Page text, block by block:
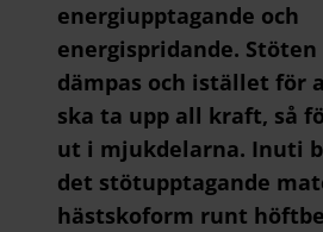
energiupptagande och
energispridande.
dämpas och istället för
ska ta upp all kraft, så
ut i mjukdelarna. Inuti
det stötupptagande
hästskoform runt